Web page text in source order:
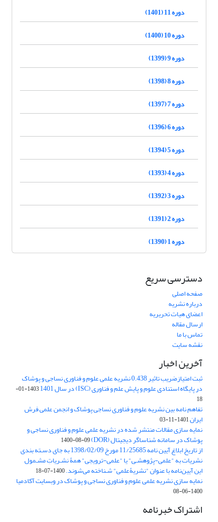
دوره 11 (1401)
دوره 10 (1400)
دوره 9 (1399)
دوره 8 (1398)
دوره 7 (1397)
دوره 6 (1396)
دوره 5 (1394)
دوره 4 (1393)
دوره 3 (1392)
دوره 2 (1391)
دوره 1 (1390)
دسترسی سریع
صفحه اصلی
درباره نشریه
اعضای هیات تحریریه
ارسال مقاله
تماس با ما
نقشه سایت
آخرین اخبار
ثبت امتیازضریب تاثیر 0.438 نشریه علمی علوم و فناوری نساجی و پوشاک
در پایگاه استنادی علوم و پایش علم و فناوری (ISC) در سال 1401
1403-01-
18
تفاهم نامه بین نشریه علوم و فناوری نساجی پوشاک و انجمن علمی فرش
ایران1401-11-03
نمایه سازی مقالات منتشر شده در نشریه علمی علوم و فناوری نساجی و
پوشاک در سامانه شناساگر دیجیتال (DOR) 1400-08-09
از تاریخ ابلاغ آیین نامه 11/25685 مورخ 1398/02/09 به جای دسـته بندی
نشریات به "علمی-پژوهشـی" یا "علمی-ترویجی" همۀ نشـریاتِ مشـمول
این آیین‌نامه با عنوان "نشریۀعلمی" شـناخته می‌شوند.1400-07-18
نمایه سازی نشریه علمی علوم و فناوری نساجی و پوشاک در وبسایت آکادمیا
1400-06-08
اشتراک خبرنامه